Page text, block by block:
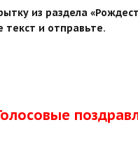
из раздела
текст и отправьте.